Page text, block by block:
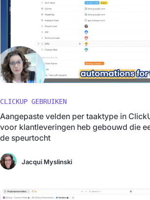
CLICKUP GEBRUIKEN
Aangepaste velden per taaktype in
voor klantleveringen heb gebouwd die
de speurtocht
Jacqui Myslinski